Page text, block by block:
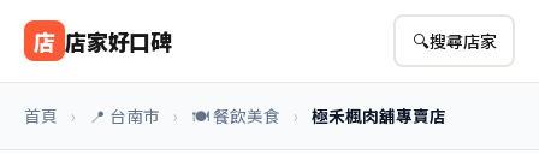
店 店家好口碑 🔍搜尋店家
首頁 › 📍 台南市 › 🍽️ 餐飲美食 › 極禾楓肉舖專賣店